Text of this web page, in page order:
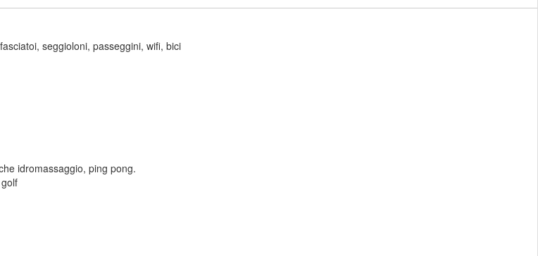
seggioloni, passeggini, wifi, bici
idromassaggio, ping pong.